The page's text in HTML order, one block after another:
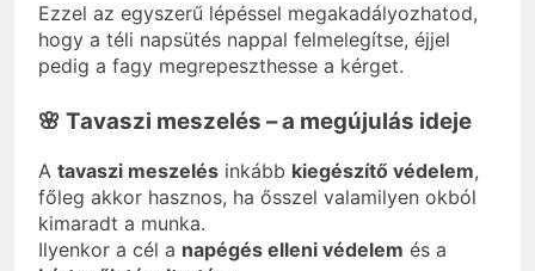
Ezzel az egyszerű lépéssel megakadályozhatod,
hogy a téli napsütés nappal felmelegítse, éjjel
pedig a fagy megrepeszthesse a kérget.
🌸 Tavaszi meszelés – a megújulás ideje
A tavaszi meszelés inkább kiegészítő védelem,
főleg akkor hasznos, ha ősszel valamilyen okból
kimaradt a munka.
Ilyenkor a cél a napégés elleni védelem és a